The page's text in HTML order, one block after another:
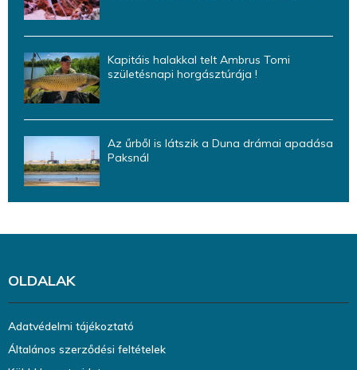
Kapitáis halakkal telt Ambrus Tomi
születésnapi horgásztúrája !
Az űrből is látszik a Duna drámai apadása
Paksnál
OLDALAK
Adatvédelmi tájékoztató
Általános szerződési feltételek